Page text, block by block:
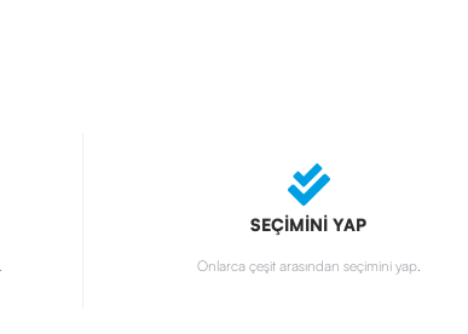
SEÇİMİNİ YAP
Onlarca çeşit arasından seçimini yap.